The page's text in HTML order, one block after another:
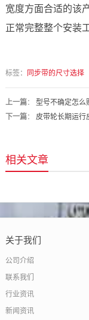
宽度方面合适的该
正常完整整个安装
标签： 同步带的尺寸选择
上一篇： 型号不确定怎么
下一篇： 皮带轮长期运行
相关文章
关于我们
公司介绍
联系我们
行业资讯
新闻资讯